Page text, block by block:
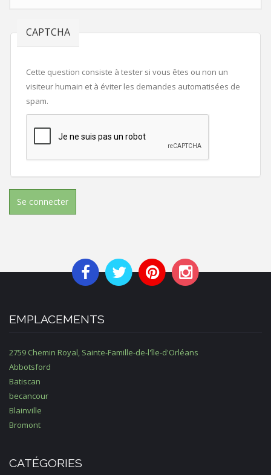
CAPTCHA
Cette question consiste à tester si vous êtes ou non un
visiteur humain et à éviter les demandes automatisées de
spam.
Se connecter
EMPLACEMENTS
2759 Chemin Royal, Sainte-Famille-de-l'île-d'Orléans
Abbotsford
Batiscan
becancour
Blainville
Bromont
CATÉGORIES